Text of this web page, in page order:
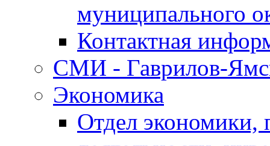
муниципального
Контактная
СМИ - Гаврилов-
Экономика
Отдел экономики,